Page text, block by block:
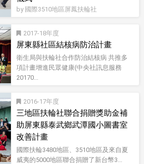
by 國際3510地區屏鳳扶輪社
2017-18
屏東縣社區結核病防治計畫
衛生局與扶輪社合作防治結核病 共推多
項計畫增進民眾健康(中央社訊息服務
20170...
2016-17
三地區扶輪社聯合捐贈獎助金補
助屏東縣泰武鄉武潭國小圖書室
改善計畫
國際扶輪3480地區、3510地區及來自夏
威夷的5000地區聯合捐贈了新台幣3...